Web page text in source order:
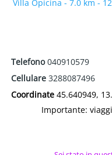
Villa Opicina - 7.0 km -
Telefono040910579
Cellulare 3288087496
Coordinate 45.640949,
Importante: